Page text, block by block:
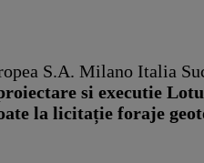
S.A. Milano Italia
si executie
la licitație foraje